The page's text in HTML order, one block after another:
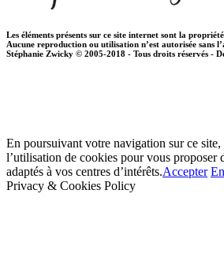
Les éléments présents sur ce site internet sont la
Aucune reproduction ou utilisation n’est autorisée sans
Stéphanie Zwicky © 2005-2018 - Tous droits réservés -
En poursuivant votre navigation sur ce site,
l’utilisation de cookies pour vous proposer
adaptés à vos centres d’intérêts.Accepter
Privacy & Cookies Policy